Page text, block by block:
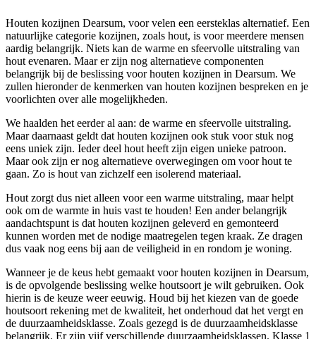
Houten kozijnen Dearsum, voor velen een eersteklas alternatief. Een
natuurlijke categorie kozijnen, zoals hout, is voor meerdere mensen
aardig belangrijk. Niets kan de warme en sfeervolle uitstraling van
hout evenaren. Maar er zijn nog alternatieve componenten
belangrijk bij de beslissing voor houten kozijnen in Dearsum. We
zullen hieronder de kenmerken van houten kozijnen bespreken en je
voorlichten over alle mogelijkheden.
We haalden het eerder al aan: de warme en sfeervolle uitstraling.
Maar daarnaast geldt dat houten kozijnen ook stuk voor stuk nog
eens uniek zijn. Ieder deel hout heeft zijn eigen unieke patroon.
Maar ook zijn er nog alternatieve overwegingen om voor hout te
gaan. Zo is hout van zichzelf een isolerend materiaal.
Hout zorgt dus niet alleen voor een warme uitstraling, maar helpt
ook om de warmte in huis vast te houden! Een ander belangrijk
aandachtspunt is dat houten kozijnen geleverd en gemonteerd
kunnen worden met de nodige maatregelen tegen kraak. Ze dragen
dus vaak nog eens bij aan de veiligheid in en rondom je woning.
Wanneer je de keus hebt gemaakt voor houten kozijnen in Dearsum,
is de opvolgende beslissing welke houtsoort je wilt gebruiken. Ook
hierin is de keuze weer eeuwig. Houd bij het kiezen van de goede
houtsoort rekening met de kwaliteit, het onderhoud dat het vergt en
de duurzaamheidsklasse. Zoals gezegd is de duurzaamheidsklasse
belangrijk. Er zijn vijf verschillende duurzaamheidsklassen. Klasse 1